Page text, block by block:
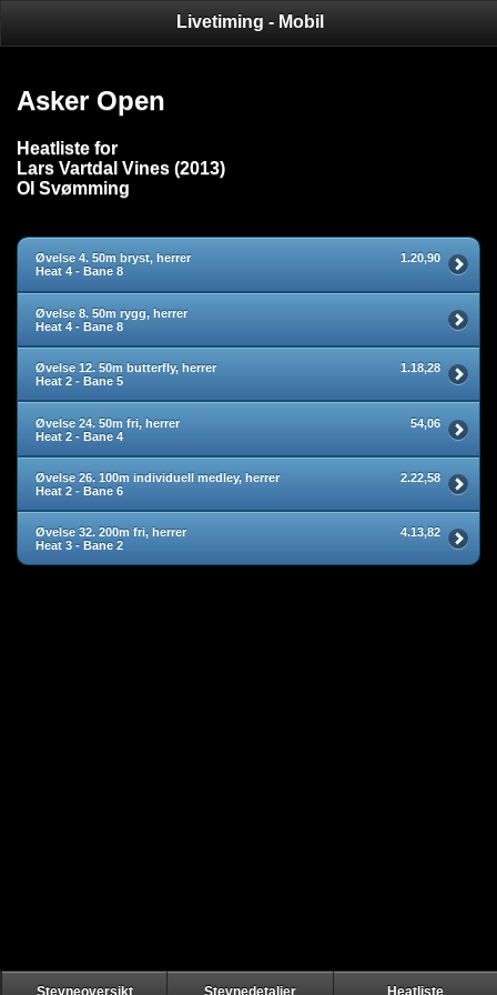
Livetiming - Mobil
Asker Open
Heatliste for
Lars Vartdal Vines (2013)
OI Svømming
Øvelse 4. 50m bryst, herrer
Heat 4 - Bane 8
1.20,90
Øvelse 8. 50m rygg, herrer
Heat 4 - Bane 8
Øvelse 12. 50m butterfly, herrer
Heat 2 - Bane 5
1.18,28
Øvelse 24. 50m fri, herrer
Heat 2 - Bane 4
54,06
Øvelse 26. 100m individuell medley, herrer
Heat 2 - Bane 6
2.22,58
Øvelse 32. 200m fri, herrer
Heat 3 - Bane 2
4.13,82
Stevneoversikt Stevnedetaljer Heatliste